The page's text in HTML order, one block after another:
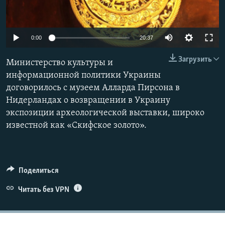
ПОБЕДИТЕЛЕЙ НЕ СУДЯТ?
КРЫМ.НЕПОКОРЕННЫЙ
УКРАИНСКАЯ ПРОБЛЕМА КРЫМА
ПРИСОЕДИНЯЙТЕСЬ!
Все сайты RFE/RL
360p
0:00 20:37
240p
480p
Загрузить
Министерство культуры и
информационной политики Украины
договорилось с музеем Алларда Пирсона в
Нидерландах о возвращении в Украину
экспозиции археологической выставки, широко
известной как «Скифское золото».
Поделиться
Читать без VPN